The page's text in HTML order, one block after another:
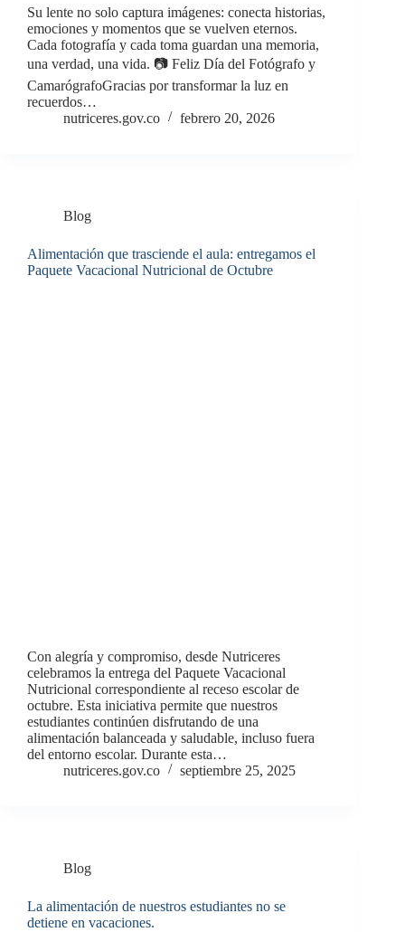
Su lente no solo captura imágenes: conecta historias,
emociones y momentos que se vuelven eternos.
Cada fotografía y cada toma guardan una memoria,
una verdad, una vida. 📷 Feliz Día del Fotógrafo y
CamarógrafoGracias por transformar la luz en
recuerdos…
nutriceres.gov.co
febrero 20, 2026
Blog
Alimentación que trasciende el aula: entregamos el
Paquete Vacacional Nutricional de Octubre
Con alegría y compromiso, desde Nutriceres
celebramos la entrega del Paquete Vacacional
Nutricional correspondiente al receso escolar de
octubre. Esta iniciativa permite que nuestros
estudiantes continúen disfrutando de una
alimentación balanceada y saludable, incluso fuera
del entorno escolar. Durante esta…
nutriceres.gov.co
septiembre 25, 2025
Blog
La alimentación de nuestros estudiantes no se
detiene en vacaciones.